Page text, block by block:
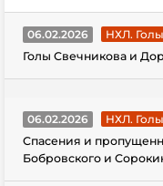
06.02.2026
НХЛ.
Голы Свечникова и
06.02.2026
НХЛ.
Спасения и
Бобровского и